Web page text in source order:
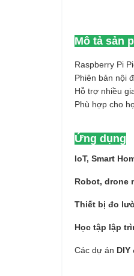
Mô tả sản
Raspberry Pi
Phiên bản nội
Hỗ trợ nhiều
Phù hợp cho
Ứng dụng
IoT, Smart
Robot, drone
Thiết bị đo
Học tập lập
Các dự án